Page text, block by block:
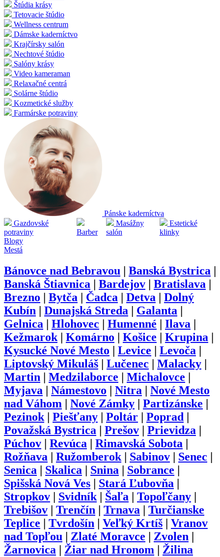
Štúdia krásy
Tetovacie štúdio
Wellness centrum
Dámske kaderníctvo
Krajčírsky salón
Nechtové štúdio
Salóny krásy
Video kameraman
Relaxačné centrá
Solárne štúdio
Kozmetické služby
Farmárske potraviny
Pánske kaderníctva
Gazdovské
potraviny
Barber
Masážny
salón
Estetické
klinky
Blogy
Mestá
Bánovce nad Bebravou Banská Bystrica
Banská Štiavnica
Bardejov Bratislava
Brezno
Bytča Čadca Detva
Dolný
Kubín
Dunajská Streda Galanta
Gelnica
Hlohovec Humenné Ilava
Kežmarok| Komárno Košice Krupina
Kysucké Nové Mesto
Levice Levoča
Liptovský Mikuláš
Lučenec Malacky
Martin
Medzilaborce Michalovce
Myjava
Námestovo Nitra
Nové Mesto
nad Váhom
Nové Zámky Partizánske
Pezinok| Piešťany Poltár Poprad
Považská Bystrica
Prešov Prievidza
Púchov
Revúca Rimavská Sobota
Rožňava
Ružomberok| Sabinov Senec
Senica
Skalica Snina Sobrance
Spišská Nová Ves
Stará Ľubovňa
Stropkov
Svidník| Šaľa Topoľčany
Trebišov
Trenčín Trnava
Turčianske
Teplice
Tvrdošín Veľký Krtíš
Vranov
nad Topľou
Zlaté Moravce Zvolen
Žarnovica
Žiar nad Hronom Žilina